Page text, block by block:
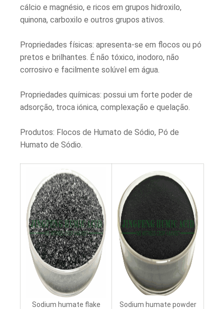
cálcio e magnésio, e ricos em grupos hidroxilo,
quinona, carboxilo e outros grupos ativos.
Propriedades físicas: apresenta-se em flocos ou pó
pretos e brilhantes. É não tóxico, inodoro, não
corrosivo e facilmente solúvel em água.
Propriedades químicas: possui um forte poder de
adsorção, troca iónica, complexação e quelação.
Produtos: Flocos de Humato de Sódio, Pó de
Humato de Sódio.
Sodium humate flake Sodium humate powder